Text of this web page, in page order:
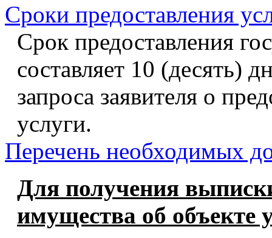
Сроки предоставления
Срок предоставления
составляет 10 (десять)
запроса заявителя о
услуги.
Перечень необходимых
Для получения
имущества об объекте